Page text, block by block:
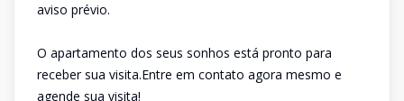
aviso prévio.
O apartamento dos seus sonhos está pronto para
receber sua visita.Entre em contato agora mesmo e
agende sua visita!